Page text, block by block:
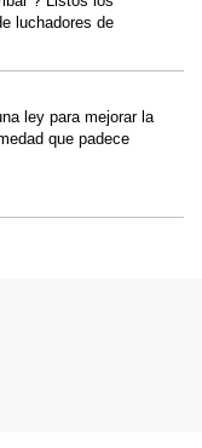
luchadores de
ley para mejorar la
que padece